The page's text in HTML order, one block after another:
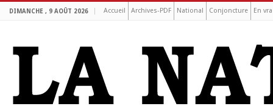
DIMANCHE , 9 AOÛT 2026 Accueil Archives-PDF National Conjoncture En